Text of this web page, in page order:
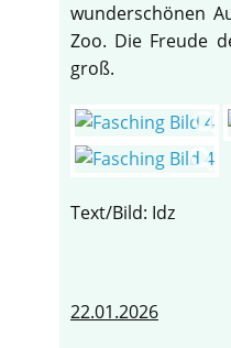
wunderschönen
Zoo. Die Freude
groß.
Text/Bild: Idz
22.01.2026